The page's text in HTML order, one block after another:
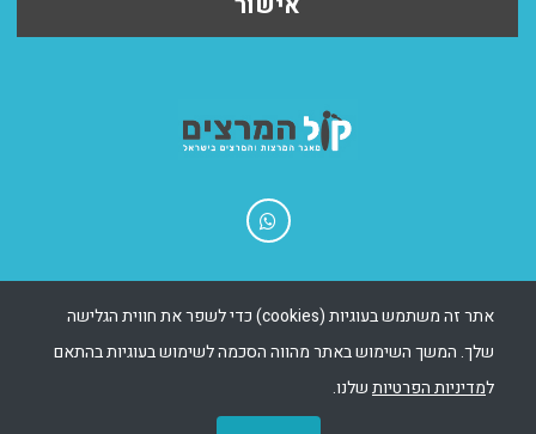
בניית אתרים - Msite | שיווק אתר - Ewise
כל הזכויות שמורות 2025
09-7678899
אתר זה משתמש בעוגיות (cookies) כדי לשפר את חווית הגלישה
שלך. המשך השימוש באתר מהווה הסכמה לשימוש בעוגיות בהתאם
למדיניות הפרטיותשלנו.